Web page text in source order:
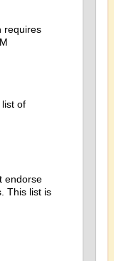
requires
of
endorse
This list is